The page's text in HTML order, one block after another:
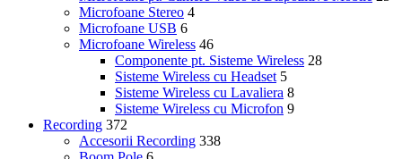
Microfoane Stereo 4
Microfoane USB 6
Microfoane Wireless 46
Componente pt. Sisteme Wireless 28
Sisteme Wireless cu Headset 5
Sisteme Wireless cu Lavaliera 8
Sisteme Wireless cu Microfon 9
Recording 372
Accesorii Recording 338